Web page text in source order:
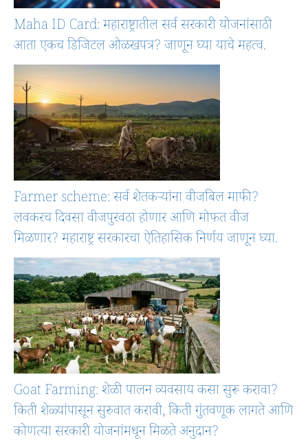
Maha ID Card: महाराष्ट्रातील सर्व सरकारी योजनांसाठी
आता एकच डिजिटल ओळखपत्र? जाणून घ्या याचे महत्व.
Farmer scheme: सर्व शेतकऱ्यांना वीजबिल माफी?
लवकरच दिवसा वीजपुरवठा होणार आणि मोफत वीज
मिळणार? महाराष्ट्र सरकारचा ऐतिहासिक निर्णय जाणून घ्या.
Goat Farming: शेळी पालन व्यवसाय कसा सुरू करावा?
किती शेळ्यांपासून सुरुवात करावी, किती गुंतवणूक लागते आणि
कोणत्या सरकारी योजनांमधून मिळते अनुदान?